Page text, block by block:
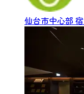
仙台市中心部